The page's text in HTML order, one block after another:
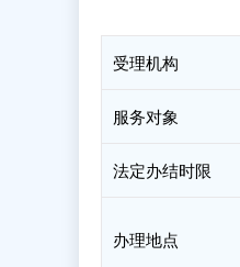
受理机构
服务对象
法定办结时限
办理地点